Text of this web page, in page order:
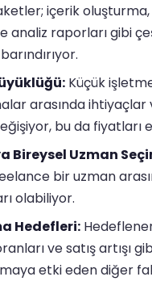
içerik
analiz raporları gibi
Küçük
arasında ihtiyaçlar
bu da fiyatları
Bireysel Uzman
bir uzman
olabiliyor.
Hedefleri:
ve satış artışı
etki eden diğer